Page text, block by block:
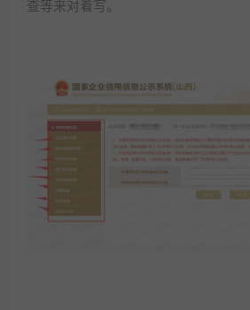
查等来对着写。